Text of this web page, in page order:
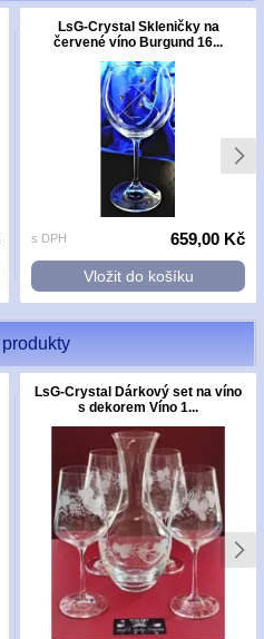
LsG-Crystal Skleničky na
červené víno Burgund 16...
s DPH 659,00 Kč
Vložit do košíku
LsG-Crystal Dárkový set na víno
s dekorem Víno 1...